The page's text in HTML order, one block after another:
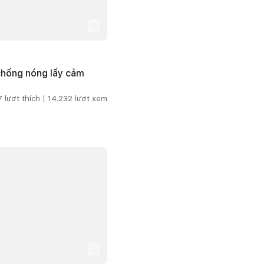
nóng lấy cảm
lượt thích | 14.232 lượt xem